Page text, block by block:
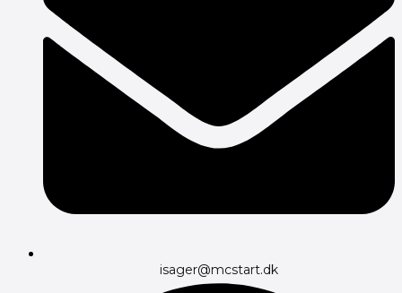
isager@mcstart.dk